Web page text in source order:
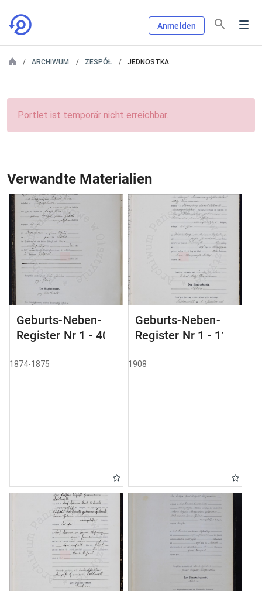
Anmelden
ARCHIWUM ZESPÓŁ JEDNOSTKA
Portlet ist temporär nicht erreichbar.
Verwandte Materialien
Geburts-Neben-
Register Nr 1 - 40
1874-1875
Geburts-Neben-
Register Nr 1 - 111
1908